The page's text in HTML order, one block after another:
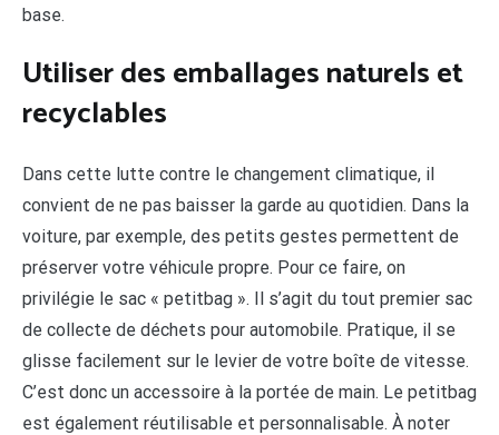
base.
Utiliser des emballages naturels et
recyclables
Dans cette lutte contre le changement climatique, il
convient de ne pas baisser la garde au quotidien. Dans la
voiture, par exemple, des petits gestes permettent de
préserver votre véhicule propre. Pour ce faire, on
privilégie le sac « petitbag ». Il s’agit du tout premier sac
de collecte de déchets pour automobile. Pratique, il se
glisse facilement sur le levier de votre boîte de vitesse.
C’est donc un accessoire à la portée de main. Le petitbag
est également réutilisable et personnalisable. À noter